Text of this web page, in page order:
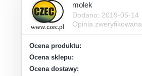
molek
Dodano: 2019-05-14
Opinia zweryfikowana
Ocena produktu:
Ocena sklepu:
Ocena dostawy: